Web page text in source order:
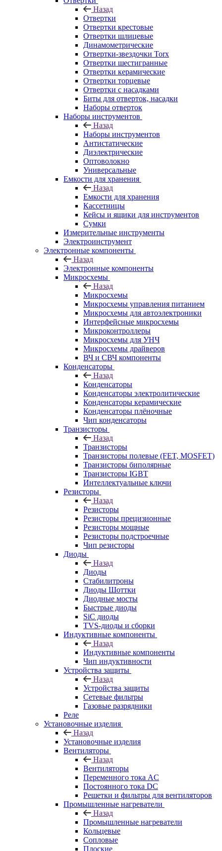
Назад
Отвертки
Отвертки крестовые
Отвертки шлицевые
Динамометрические
Отвертки-звездочки Torx
Отвертки шестигранные
Отвертки керамические
Отвертки торцевые
Отвертки с насадками
Биты для отверток, насадки
Наборы отверток
Наборы инструментов
Назад
Наборы инструментов
Антистатические
Диэлектрические
Оптоволокно
Универсальные
Емкости для хранения
Назад
Емкости для хранения
Кассетницы
Кейсы и ящики для инструментов
Сумки
Измерительные инструменты
Электроинструмент
Электронные компоненты
Назад
Электронные компоненты
Микросхемы
Назад
Микросхемы
Микросхемы управления питанием
Микросхемы для автоэлектроники
Интерфейсные микросхемы
Микроконтроллеры
Микросхемы для УНЧ
Микросхемы драйверов
ВЧ и СВЧ компоненты
Конденсаторы
Назад
Конденсаторы
Конденсаторы электролитические
Конденсаторы керамические
Конденсаторы плёночные
Чип конденсаторы
Транзисторы
Назад
Транзисторы
Транзисторы полевые (FET, MOSFET)
Транзисторы биполярные
Транзисторы IGBT
Интеллектуальные ключи
Резисторы
Назад
Резисторы
Резисторы прецизионные
Резисторы мощные
Резисторы подстроечные
Чип резисторы
Диоды
Назад
Диоды
Стабилитроны
Диоды Шоттки
Диодные мосты
Быстрые диоды
SiC диоды
TVS-диоды и сборки
Индуктивные компоненты
Назад
Индуктивные компоненты
Чип индуктивности
Устройства защиты
Назад
Устройства защиты
Сетевые фильтры
Газовые разрядники
Реле
Установочные изделия
Назад
Установочные изделия
Вентиляторы
Назад
Вентиляторы
Переменного тока AC
Постоянного тока DC
Решетки и фильтры для вентиляторов
Промышленные нагреватели
Назад
Промышленные нагреватели
Кольцевые
Сопловые
Плоские